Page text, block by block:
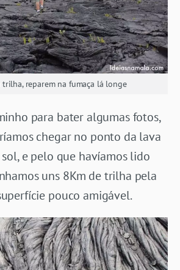
trilha, reparem na fumaça lá longe
para bater algumas fotos,
chegar no ponto da lava
e pelo que havíamos lido
uns 8Km de trilha pela
pouco amigável.